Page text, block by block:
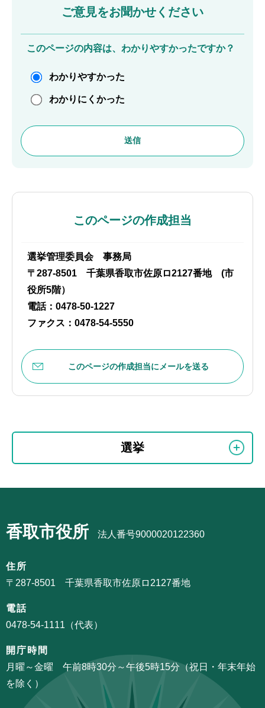
ご意見をお聞かせください
このページの内容は、わかりやすかったですか？
わかりやすかった
わかりにくかった
このページの作成担当
選挙管理委員会 事務局
〒287-8501 千葉県香取市佐原ロ2127番地 (市
役所5階）
電話：0478-50-1227
ファクス：0478-54-5550
このページの作成担当にメールを送る
こ
ビ
ー
シ
ン
こ
こ
か
選挙
ナ
ゲ
ー
ョ
ン
こ
こ
ま
香取市役所 法人番号9000020122360
住所
〒287-8501 千葉県香取市佐原ロ2127番地
電話
0478-54-1111（代表）
開庁時間
月曜～金曜 午前8時30分～午後5時15分（祝日・年末年始
を除く）